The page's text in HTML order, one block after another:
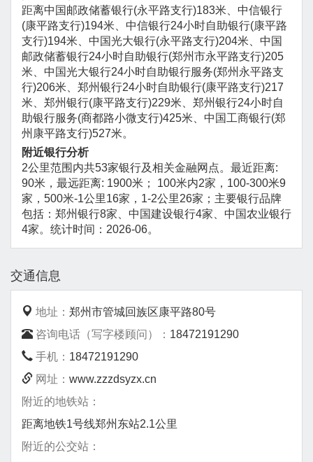
距离中国邮政储蓄银行(永平路支行)183米、中信银行
(康平路支行)194米、中信银行24小时自助银行(康平路
支行)194米、中国光大银行(永平路支行)204米、中国
邮政储蓄银行24小时自助银行(郑州市永平路支行)205
米、中国光大银行24小时自助银行服务(郑州永平路支
行)206米、郑州银行24小时自助银行(康平路支行)217
米、郑州银行(康平路支行)229米、郑州银行24小时自
助银行服务(商都路小微支行)425米、中国工商银行(郑
州康平路支行)527米。
附近银行分析
2公里范围内共53家银行及相关金融网点。最近距离:
90米，最远距离: 1900米； 100米内2家，100-300米9
家，500米-1公里16家，1-2公里26家；主要银行品牌
包括：郑州银行8家、中国建设银行4家、中国农业银行
4家。统计时间：2026-06。
交通信息
地址： 郑州市管城回族区康平路80号
咨询电话（写字楼顾问）： 18472191290
手机： 18472191290
网址： www.zzzdsyzx.cn
附近的地铁站：
距离地铁1号线郑州东站2.1公里
附近的公交站：